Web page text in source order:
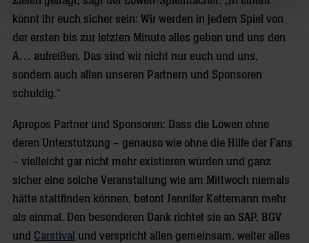
könnt ihr euch sicher sein: Wir werden in jedem Spiel von
der ersten bis zur letzten Minute alles geben und uns den
A… aufreißen. Das sind wir nicht nur euch und uns,
sondern auch allen unseren Partnern und Sponsoren
schuldig.“
Apropos Partner und Sponsoren: Dass die Löwen ohne
deren Unterstützung – genauso wie ohne die Hilfe der Fans
– vielleicht gar nicht mehr existieren würden und ganz
sicher eine solche Veranstaltung wie am Mittwoch niemals
hätte stattfinden können, betont Jennifer Kettemann mehr
als einmal. Den besonderen Dank richtet sie an SAP, BGV
und Carstival und verspricht allen gemeinsam, weiter alles